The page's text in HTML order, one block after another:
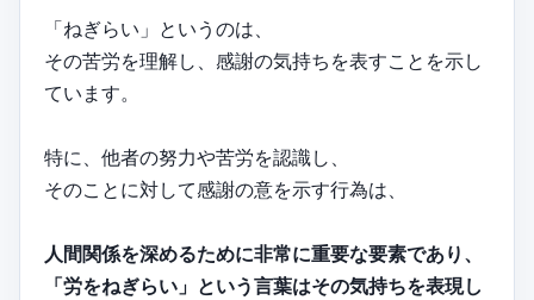
「ねぎらい」というのは、
その苦労を理解し、感謝の気持ちを表すことを示し
ています。
特に、他者の努力や苦労を認識し、
そのことに対して感謝の意を示す行為は、
人間関係を深めるために非常に重要な要素であり、
「労をねぎらい」という言葉はその気持ちを表現し